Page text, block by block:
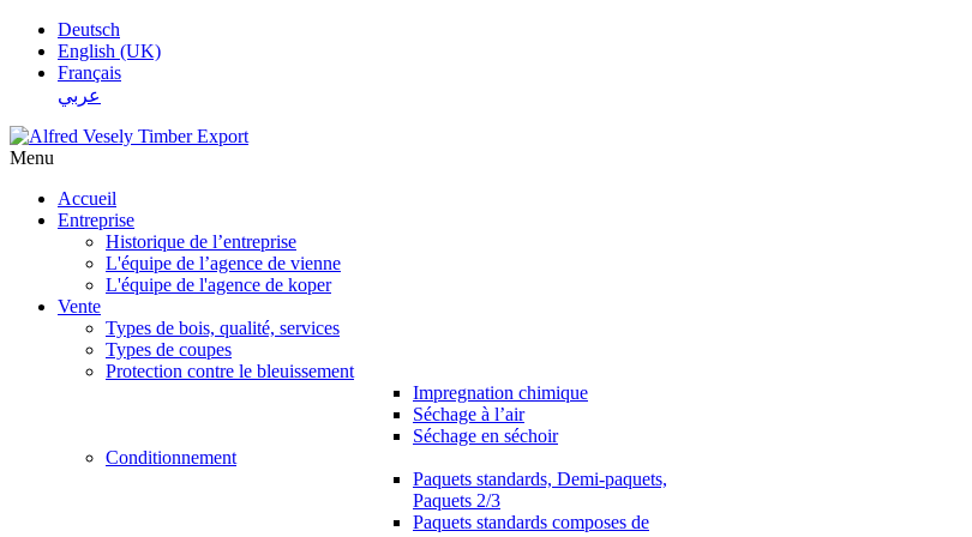
Deutsch
English (UK)
Français
عربي
Menu
Accueil
Entreprise
Historique de l’entreprise
L'équipe de l’agence de vienne
L'équipe de l'agence de koper
Vente
Types de bois, qualité, services
Types de coupes
Protection contre le bleuissement
Impregnation chimique
Séchage à l’air
Séchage en séchoir
Conditionnement
Paquets standards, Demi-paquets,
Paquets 2/3
Paquets standards composes de